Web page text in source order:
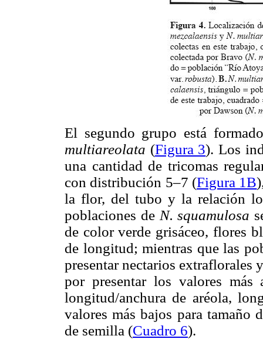
El segundo grupo está
multiareolata (Figura 3). Los
una cantidad de tricomas
con distribución 5–7 (Figura 1B
la flor, del tubo y la relación
poblaciones de N. squamulosa
de color verde grisáceo, flores
de longitud; mientras que las
presentar nectarios extraflorales
por presentar los valores más
longitud/anchura de aréola,
valores más bajos para tamaño
de semilla (Cuadro 6).